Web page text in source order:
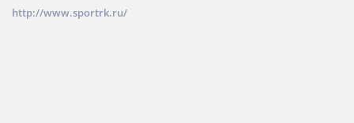
http://www.sportrk.ru/